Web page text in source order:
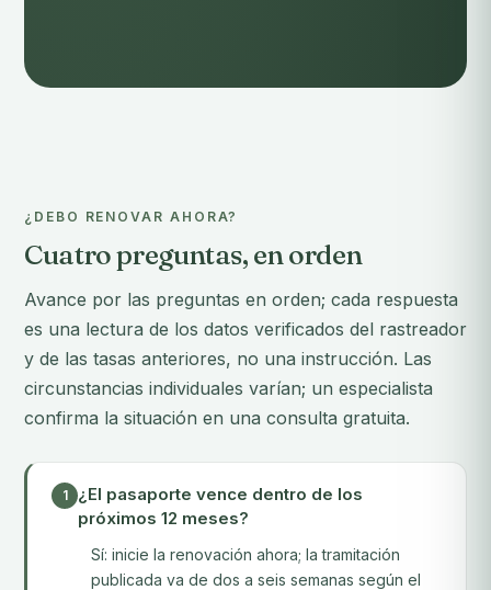
¿DEBO RENOVAR AHORA?
Cuatro preguntas, en orden
Avance por las preguntas en orden; cada respuesta
es una lectura de los datos verificados del rastreador
y de las tasas anteriores, no una instrucción. Las
circunstancias individuales varían; un especialista
confirma la situación en una consulta gratuita.
1
¿El pasaporte vence dentro de los
próximos 12 meses?
Sí: inicie la renovación ahora; la tramitación
publicada va de dos a seis semanas según el